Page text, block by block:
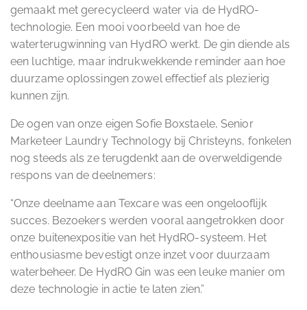
gemaakt met gerecycleerd water via de HydRO-
technologie. Een mooi voorbeeld van hoe de
waterterugwinning van HydRO werkt. De gin diende als
een luchtige, maar indrukwekkende reminder aan hoe
duurzame oplossingen zowel effectief als plezierig
kunnen zijn.
De ogen van onze eigen Sofie Boxstaele, Senior
Marketeer Laundry Technology bij Christeyns, fonkelen
nog steeds als ze terugdenkt aan de overweldigende
respons van de deelnemers:
“Onze deelname aan Texcare was een ongelooflijk
succes. Bezoekers werden vooral aangetrokken door
onze buitenexpositie van het HydRO-systeem. Het
enthousiasme bevestigt onze inzet voor duurzaam
waterbeheer. De HydRO Gin was een leuke manier om
deze technologie in actie te laten zien.”